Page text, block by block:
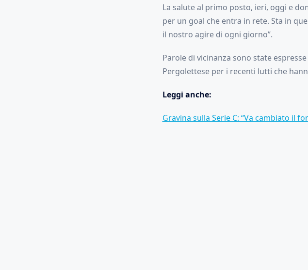
La salute al primo posto, ieri, oggi e
per un goal che entra in rete. Sta in
il nostro agire di ogni giorno”.
Parole di vicinanza sono state
Pergolettese per i recenti lutti che
Leggi anche:
Gravina sulla Serie C: “Va cambiato il